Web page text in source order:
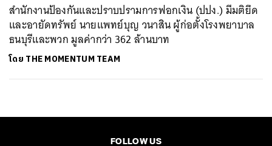
สำนักงานป้องกันและปราบปรามการฟอกเงิน (ปปง.) มีมติยึด
และอายัดทรัพย์ นายแพทย์บุญ วนาสิน ผู้ก่อตั้งโรงพยาบาล
ธนบุรีและพวก มูลค่ากว่า 362 ล้านบาท
โดย THE MOMENTUM TEAM
FOLLOW US